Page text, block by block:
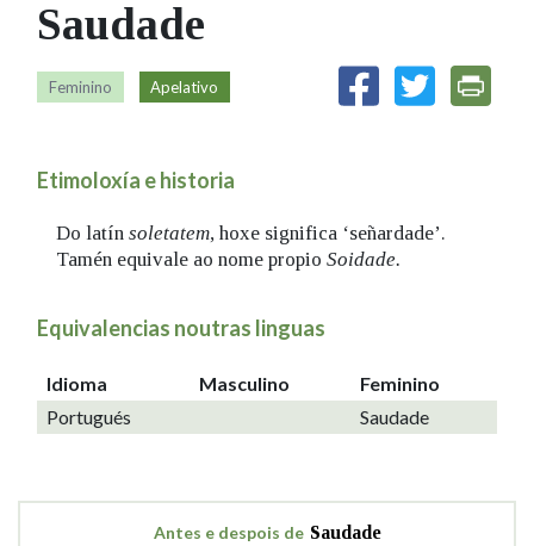
CASA-MUSEO EMILIA PARDO
60 ANOS DLG
Facebook
TwitterYoutubeInstagram
Bluesky
Saudade
Feminino Apelativo
Etimoloxía e historia
Do latín soletatem, hoxe significa ‘señardade’.
Tamén equivale ao nome propio Soidade.
Equivalencias noutras linguas
Idioma Masculino
Feminino
Portugués
Saudade
Antes e despois de Saudade